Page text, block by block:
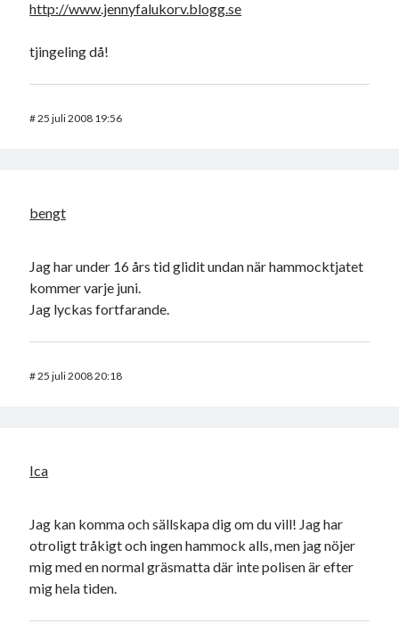
http://www.jennyfalukorv.blogg.se
tjingeling då!
#25 juli 2008 19:56
bengt
Jag har under 16 års tid glidit undan när hammocktjatet
kommer varje juni.
Jag lyckas fortfarande.
#25 juli 2008 20:18
Ica
Jag kan komma och sällskapa dig om du vill! Jag har
otroligt tråkigt och ingen hammock alls, men jag nöjer
mig med en normal gräsmatta där inte polisen är efter
mig hela tiden.